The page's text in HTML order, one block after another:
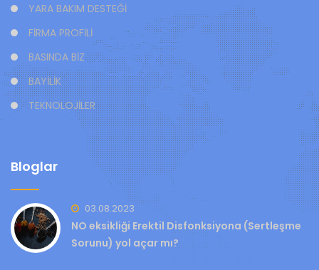
YARA BAKIM DESTEĞİ
FİRMA PROFİLİ
BASINDA BİZ
BAYİLİK
TEKNOLOJİLER
Bloglar
03.08.2023
NO eksikliği Erektil Disfonksiyona (Sertleşme
Sorunu) yol açar mı?